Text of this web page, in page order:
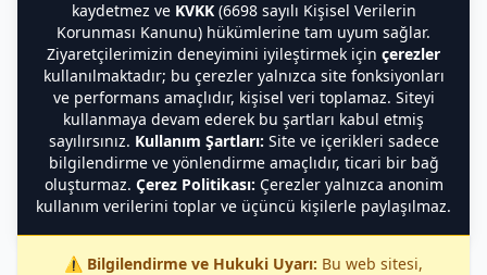
kaydetmez ve KVKK(6698 sayılı Kişisel Verilerin
Korunması Kanunu) hükümlerine tam uyum sağlar.
Ziyaretçilerimizin deneyimini iyileştirmek için çerezler
kullanılmaktadır; bu çerezler yalnızca site fonksiyonları
ve performans amaçlıdır, kişisel veri toplamaz. Siteyi
kullanmaya devam ederek bu şartları kabul etmiş
sayılırsınız. Kullanım Şartları: Site ve içerikleri sadece
bilgilendirme ve yönlendirme amaçlıdır, ticari bir bağ
oluşturmaz. Çerez Politikası: Çerezler yalnızca anonim
kullanım verilerini toplar ve üçüncü kişilerle paylaşılmaz.
⚠️ Bilgilendirme ve Hukuki Uyarı: Bu web sitesi,